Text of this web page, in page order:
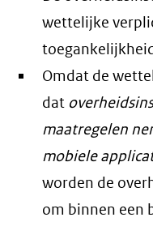
wettelijke
Omdat de
dat
maatregelen
mobiele
worden de
om binnen een